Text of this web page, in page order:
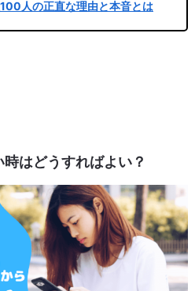
はどうすればよい？